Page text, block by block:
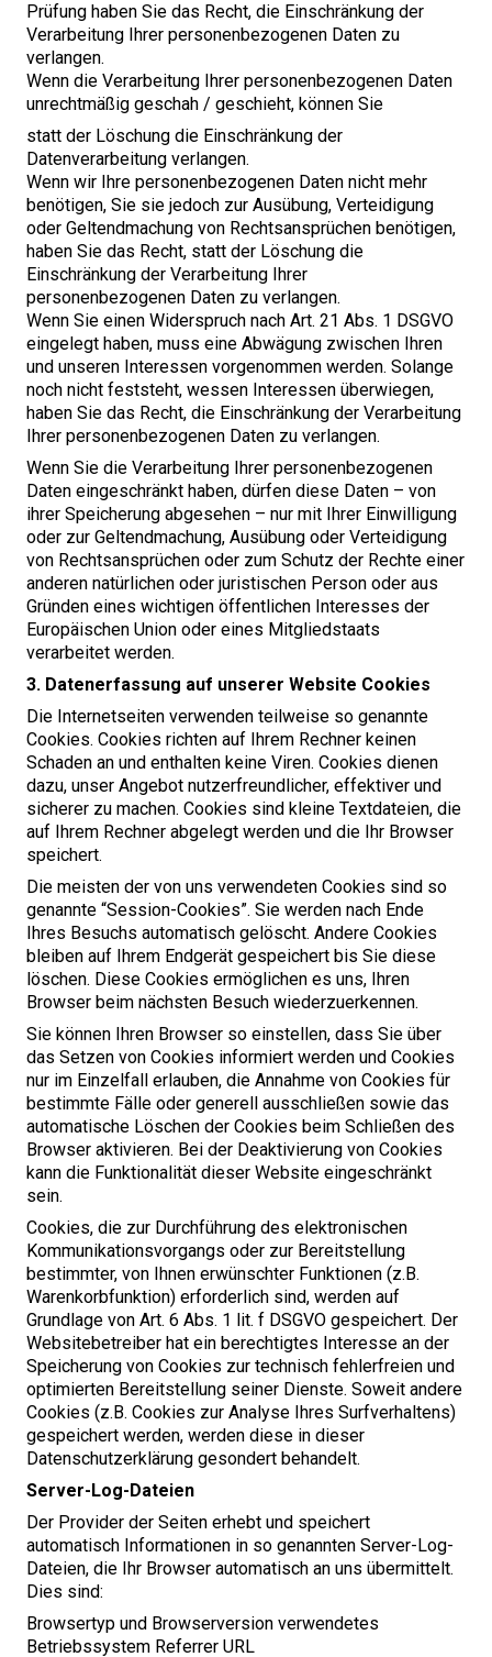
Prüfung haben Sie das Recht, die Einschränkung der
Verarbeitung Ihrer personenbezogenen Daten zu
verlangen.
Wenn die Verarbeitung Ihrer personenbezogenen Daten
unrechtmäßig geschah / geschieht, können Sie
statt der Löschung die Einschränkung der
Datenverarbeitung verlangen.
Wenn wir Ihre personenbezogenen Daten nicht mehr
benötigen, Sie sie jedoch zur Ausübung, Verteidigung
oder Geltendmachung von Rechtsansprüchen benötigen,
haben Sie das Recht, statt der Löschung die
Einschränkung der Verarbeitung Ihrer
personenbezogenen Daten zu verlangen.
Wenn Sie einen Widerspruch nach Art. 21 Abs. 1 DSGVO
eingelegt haben, muss eine Abwägung zwischen Ihren
und unseren Interessen vorgenommen werden. Solange
noch nicht feststeht, wessen Interessen überwiegen,
haben Sie das Recht, die Einschränkung der Verarbeitung
Ihrer personenbezogenen Daten zu verlangen.
Wenn Sie die Verarbeitung Ihrer personenbezogenen
Daten eingeschränkt haben, dürfen diese Daten – von
ihrer Speicherung abgesehen – nur mit Ihrer Einwilligung
oder zur Geltendmachung, Ausübung oder Verteidigung
von Rechtsansprüchen oder zum Schutz der Rechte einer
anderen natürlichen oder juristischen Person oder aus
Gründen eines wichtigen öffentlichen Interesses der
Europäischen Union oder eines Mitgliedstaats
verarbeitet werden.
3. Datenerfassung auf unserer Website Cookies
Die Internetseiten verwenden teilweise so genannte
Cookies. Cookies richten auf Ihrem Rechner keinen
Schaden an und enthalten keine Viren. Cookies dienen
dazu, unser Angebot nutzerfreundlicher, effektiver und
sicherer zu machen. Cookies sind kleine Textdateien, die
auf Ihrem Rechner abgelegt werden und die Ihr Browser
speichert.
Die meisten der von uns verwendeten Cookies sind so
genannte ​ “Session-Cookies”. Sie werden nach Ende
Ihres Besuchs automatisch gelöscht. Andere Cookies
bleiben auf Ihrem Endgerät gespeichert bis Sie diese
löschen. Diese Cookies ermöglichen es uns, Ihren
Browser beim nächsten Besuch wiederzuerkennen.
Sie können Ihren Browser so einstellen, dass Sie über
das Setzen von Cookies informiert werden und Cookies
nur im Einzelfall erlauben, die Annahme von Cookies für
bestimmte Fälle oder generell ausschließen sowie das
automatische Löschen der Cookies beim Schließen des
Browser aktivieren. Bei der Deaktivierung von Cookies
kann die Funktionalität dieser Website eingeschränkt
sein.
Cookies, die zur Durchführung des elektronischen
Kommunikationsvorgangs oder zur Bereitstellung
bestimmter, von Ihnen erwünschter Funktionen (z.B.
Warenkorbfunktion) erforderlich sind, werden auf
Grundlage von Art. 6 Abs. 1 lit. f DSGVO gespeichert. Der
Websitebetreiber hat ein berechtigtes Interesse an der
Speicherung von Cookies zur technisch fehlerfreien und
optimierten Bereitstellung seiner Dienste. Soweit andere
Cookies (z.B. Cookies zur Analyse Ihres Surfverhaltens)
gespeichert werden, werden diese in dieser
Datenschutzerklärung gesondert behandelt.
Server-Log-Dateien
Der Provider der Seiten erhebt und speichert
automatisch Informationen in so genannten Server-Log-
Dateien, die Ihr Browser automatisch an uns übermittelt.
Dies sind:
Browsertyp und Browserversion verwendetes
Betriebssystem Referrer URL